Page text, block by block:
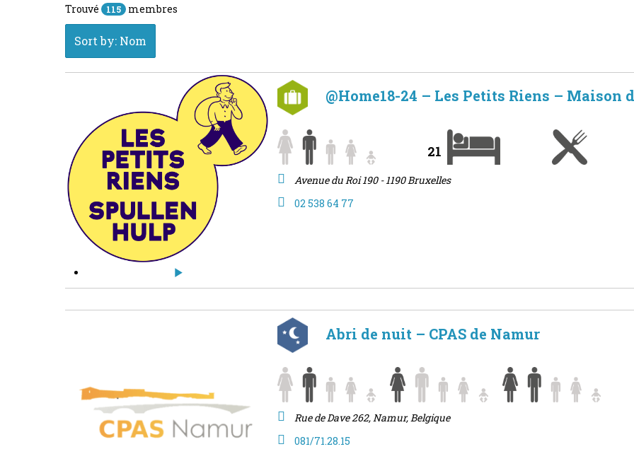
Trouvé 115 membres
Sort by: Nom
@Home18-24 – Les Petits Riens – Maison
21
Avenue du Roi 190 - 1190 Bruxelles
02 538 64 77
Abri de nuit – CPAS de Namur
Rue de Dave 262, Namur, Belgique
081/71.28.15